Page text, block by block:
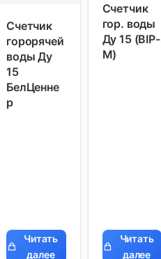
Счетчик
горорячей
воды Ду
15
БелЦенне
р
Читать
далее
Счетчик
гор. воды
Ду 15 (BIP-
М)
Читать
далее